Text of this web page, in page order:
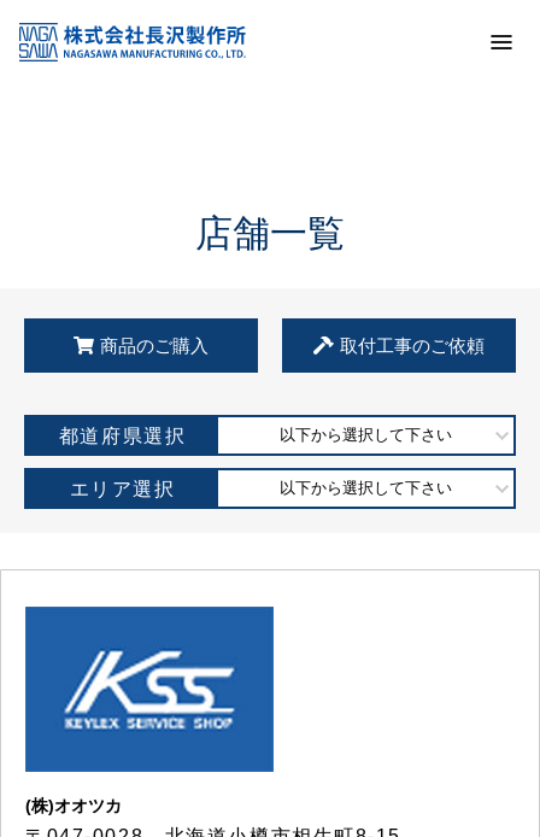
KSS加盟店・取扱店情報
店舗一覧
店舗一覧
商品のご購入 取付工事のご依頼
都道府県選択 以下から選択して下さい
エリア選択 以下から選択して下さい
(株)オオツカ